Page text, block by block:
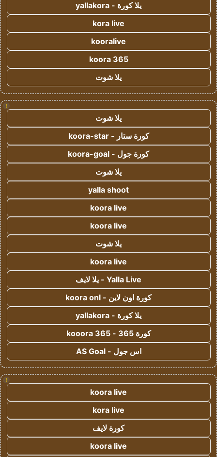
يلا كورة - yallakora
kora live
kooralive
koora 365
يلا شوت
!
يلا شوت
كورة ستار - koora-star
كورة جول - koora-goal
يلا شوت
yalla shoot
koora live
koora live
يلا شوت
koora live
Yalla Live - يلا لايف
كورة اون لاين - koora onl
يلا كورة - yallakora
كورة 365 - kooora 365
اس جول - AS Goal
!
koora live
kora live
كورة لايف
koora live